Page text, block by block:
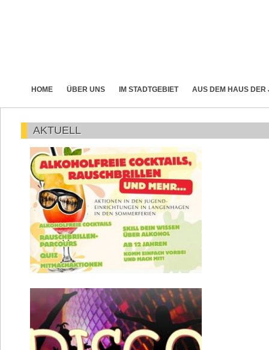
HOME ÜBER UNS IM STADTGEBIET AUS DEM HAUS DER
AKTUELL